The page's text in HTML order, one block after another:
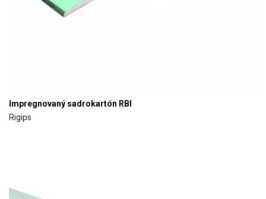
Impregnovaný sadrokartón RBI
Rigips